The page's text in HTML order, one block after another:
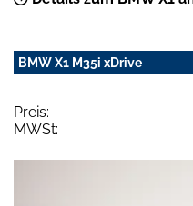
BMW X1 M35i xDrive
Preis:
MWSt: